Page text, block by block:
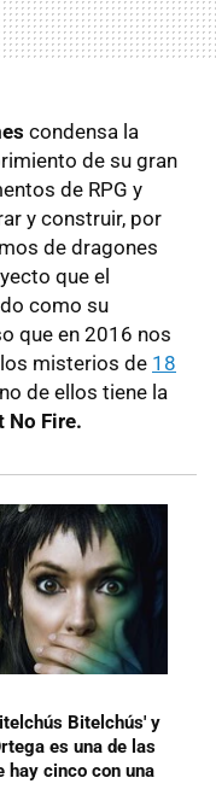
condensa la
de su gran
de RPG y
y construir, por
de dragones
que el
como su
que en 2016 nos
misterios de 18
de ellos tiene la
No Fire.
Bitelchús' y
es una de las
hay cinco con una